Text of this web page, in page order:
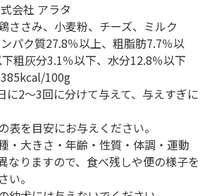
会社 アラタ
ささみ、小麦粉、チーズ、ミルク
ンパク質27.8％以上、粗脂肪7.7％以
粗灰分3.1％以下、水分12.8％以下
385kcal/100g
に2～3回に分けて与えて、与えすぎに
表を目安にお与えください。
・大きさ・年齢・性質・体調・運動
なりますので、食べ残しや便の様子を
い。